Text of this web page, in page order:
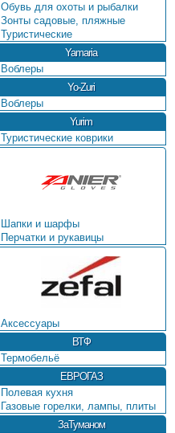
Обувь для охоты и рыбалки
Зонты садовые, пляжные
Туристические
Yamaria
Воблеры
Yo-Zuri
Воблеры
Yurim
Туристические коврики
Шапки и шарфы
Перчатки и рукавицы
Аксессуары
ВТФ
Термобельё
ЕВРОГАЗ
Полевая кухня
Газовые горелки, лампы, плиты
ЗаТуманом